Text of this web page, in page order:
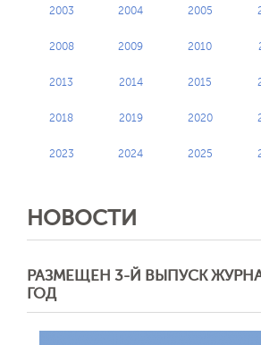
2003 2004 2005
2008 2009 2010
2013 2014 2015
2018 2019 2020
2023 2024 2025
НОВОСТИ
РАЗМЕЩЕН 3-Й ВЫПУСК
ГОД